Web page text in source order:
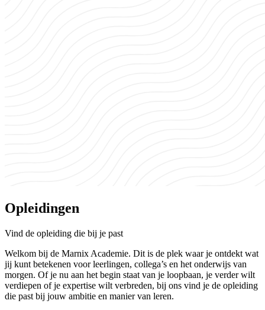
Opleidingen
Vind de opleiding die bij je past
Welkom bij de Marnix Academie. Dit is de plek waar je ontdekt wat
jij kunt betekenen voor leerlingen, collega’s en het onderwijs van
morgen. Of je nu aan het begin staat van je loopbaan, je verder wilt
verdiepen of je expertise wilt verbreden, bij ons vind je de opleiding
die past bij jouw ambitie en manier van leren.